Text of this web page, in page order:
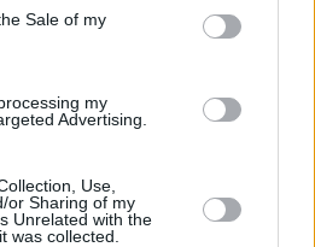
Sale of my
my
Advertising.
Use,
or Sharing of my
Unrelated with the
was collected.
website in this browser for the